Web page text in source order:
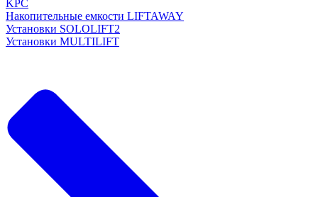
KPC
Накопительные емкости LIFTAWAY
Установки SOLOLIFT2
Установки MULTILIFT